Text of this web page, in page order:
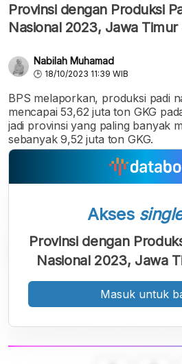
Provinsi dengan Produksi
Nasional 2023, Jawa
Nabilah Muhamad
18/10/2023 11:39 WIB
BPS melaporkan, produksi padi
mencapai 53,62 juta ton GKG
jadi provinsi yang paling banyak
sebanyak 9,52 juta ton GKG.
Akses
Provinsi dengan
Nasional 2023, Jawa
Masuk untuk